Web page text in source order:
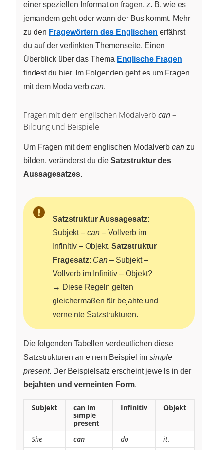
einer speziellen Information fragen, z. B. wie es
jemandem geht oder wann der Bus kommt. Mehr
zu den Fragewörtern des Englischen erfährst
du auf der verlinkten Themenseite. Einen
Überblick über das Thema Englische Fragen
findest du hier. Im Folgenden geht es um Fragen
mit dem Modalverb can.
Fragen mit dem englischen Modalverb can–
Bildung und Beispiele
Um Fragen mit dem englischen Modalverb can zu
bilden, veränderst du die Satzstruktur des
Aussagesatzes.
Satzstruktur Aussagesatz:
Subjekt – can – Vollverb im
Infinitiv – Objekt. Satzstruktur
Fragesatz: Can – Subjekt –
Vollverb im Infinitiv – Objekt?
→ Diese Regeln gelten
gleichermaßen für bejahte und
verneinte Satzstrukturen.
Die folgenden Tabellen verdeutlichen diese
Satzstrukturen an einem Beispiel im simple
present. Der Beispielsatz erscheint jeweils in der
bejahten und verneinten Form.
Subjekt
can im
simple
present
Infinitiv Objekt
She can do
it.